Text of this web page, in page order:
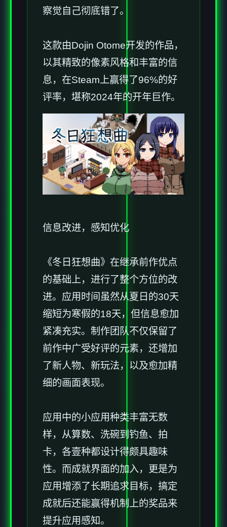
察觉自己彻底错了。
这款由Dojin Otome开发的作品，
以其精致的像素风格和丰富的信
息，在Steam上赢得了​​96%的好
评率​​，堪称2024年的开年巨作。
信息改进，感知优化
《冬日狂想曲》在继承前作优点
的基础上，进行了整个方位的改
进。应用时间虽然从夏日的30天
缩短为寒假的18天，但信息愈加
紧凑充实。制作团队不仅保留了
前作中广受好评的元素，还增加
了​​新人物、新玩法​​，以及愈加精
细的画面表现。
应用中的小应用种类丰富无数
样，从算数、洗碗到钓鱼、拍
卡，各壹种都设计得颇具趣味
性。而​​成就界面的加入​​，更是为
应用增添了长期追求目标，搞定
成就后还能赢得机制上的奖品来
提升应用感知。